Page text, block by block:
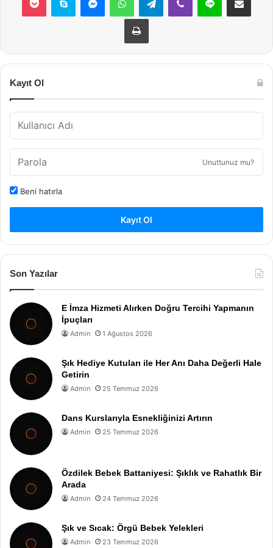
Yazdır
Kayıt Ol
Unuttunuz mu?
Beni hatırla
Kayıt Ol
Son Yazılar
E İmza Hizmeti Alırken Doğru Tercihi Yapmanın
İpuçları
Admin 1 Ağustos 2026
Şık Hediye Kutuları ile Her Anı Daha Değerli Hale
Getirin
Admin 25 Temmuz 2026
Dans Kurslarıyla Esnekliğinizi Artırın
Admin 25 Temmuz 2026
Özdilek Bebek Battaniyesi: Şıklık ve Rahatlık Bir
Arada
Admin 24 Temmuz 2026
Şık ve Sıcak: Örgü Bebek Yelekleri
Admin 23 Temmuz 2026